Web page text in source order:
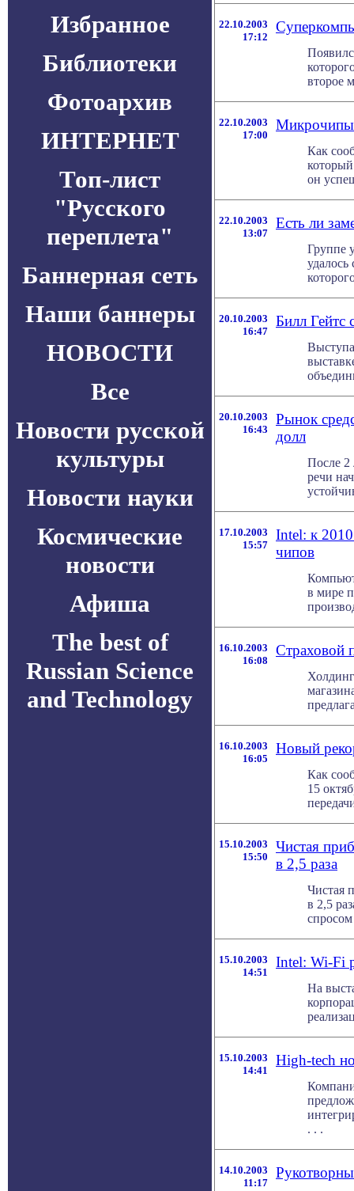
Избранное
Библиотеки
Фотоархив
ИНТЕРНЕТ
Топ-лист
"Русского
переплета"
Баннерная сеть
Наши баннеры
НОВОСТИ
Все
Новости русской
культуры
Новости науки
Космические
новости
Афиша
The best of
Russian Science
and Technology
22.10.2003
17:12
второе
22.10.2003
17:00
Микрочипы
Как
который
он
22.10.2003
13:07
Есть ли
Группе
удалось
20.10.2003
16:47
Билл Гейтс
20.10.2003
16:43
Рынок
долл
После 2
речи
17.10.2003
15:57
Intel: к
чипов
в мире
16.10.2003
16:08
Страховой
16.10.2003
16:05
Новый
Как
15
15.10.2003
15:50
Чистая
в 2,5 раза
Чистая
в 2,5
15.10.2003
14:51
Intel: Wi-Fi
На
15.10.2003
14:41
High-tech
. . .
14.10.2003
11:17